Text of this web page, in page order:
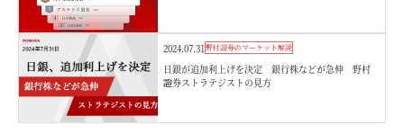
2024.07.31 野村證券のマーケット解説
日銀が追加利上げを決定 銀行株などが急伸 野村
證券ストラテジストの見方